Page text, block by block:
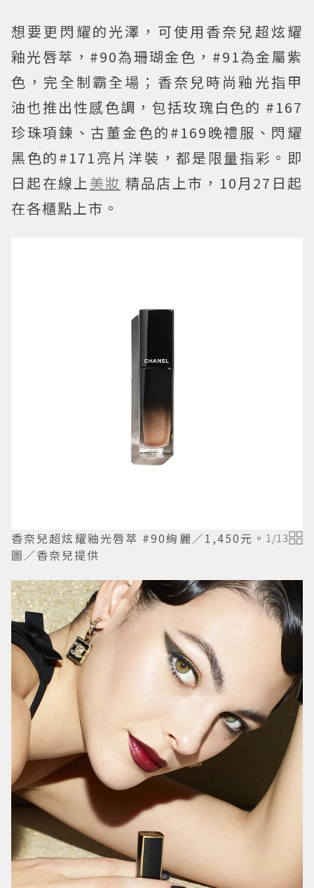
想要更閃耀的光澤，可使用香奈兒超炫耀
釉光唇萃，#90為珊瑚金色，#91為金屬紫
色，完全制霸全場；香奈兒時尚釉光指甲
油也推出性感色調，包括玫瑰白色的 #167
珍珠項鍊、古董金色的#169晚禮服、閃耀
黑色的#171亮片洋裝，都是限量指彩。即
日起在線上美妝 精品店上市，10月27日起
在各櫃點上市。
香奈兒超炫耀釉光唇萃 #90絢麗／1,450元。
圖／香奈兒提供
1 /13